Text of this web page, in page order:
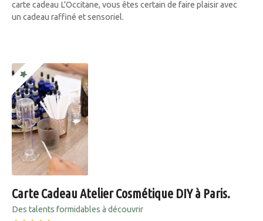
carte cadeau L’Occitane, vous êtes certain de faire plaisir avec
un cadeau raffiné et sensoriel.
Carte Cadeau Atelier Cosmétique DIY à Paris.
Des talents formidables à découvrir